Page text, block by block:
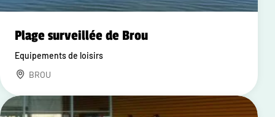
Plage surveillée de Brou
Equipements de loisirs
BROU